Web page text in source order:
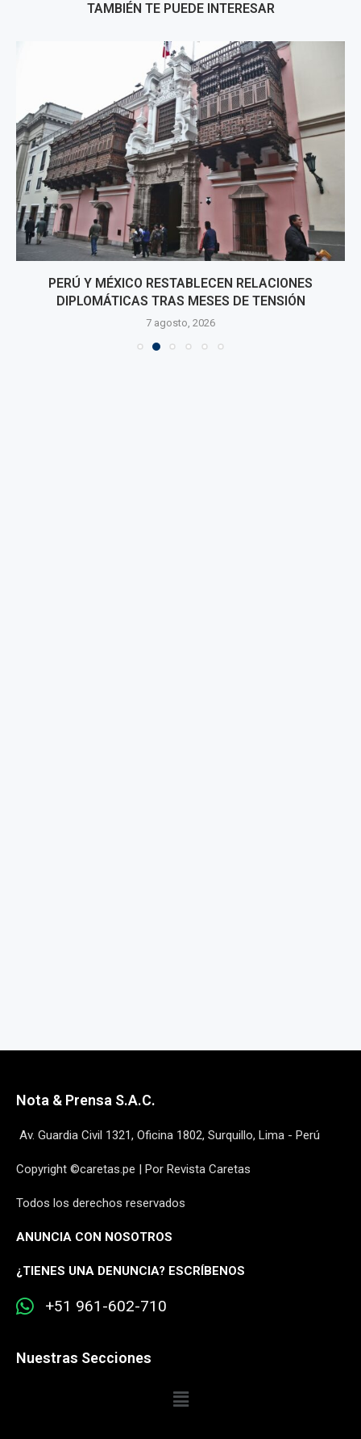
TAMBIÉN TE PUEDE INTERESAR
PERÚ Y MÉXICO RESTABLECEN RELACIONES
DIPLOMÁTICAS TRAS MESES DE TENSIÓN
7 agosto, 2026
Nota & Prensa S.A.C.
Av. Guardia Civil 1321, Oficina 1802, Surquillo, Lima - Perú
Copyright ©caretas.pe | Por Revista Caretas
Todos los derechos reservados
ANUNCIA CON NOSOTROS
¿TIENES UNA DENUNCIA? ESCRÍBENOS
+51 961-602-710
Nuestras Secciones